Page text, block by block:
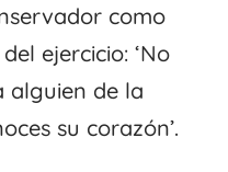
como
ejercicio: ‘No
alguien de la
su corazón’.